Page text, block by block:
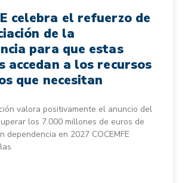
celebra el refuerzo de
de la
para que estas
accedan a los recursos
que necesitan
valora positivamente el anuncio del
los 7.000 millones de euros de
dependencia en 2027 COCEMFE